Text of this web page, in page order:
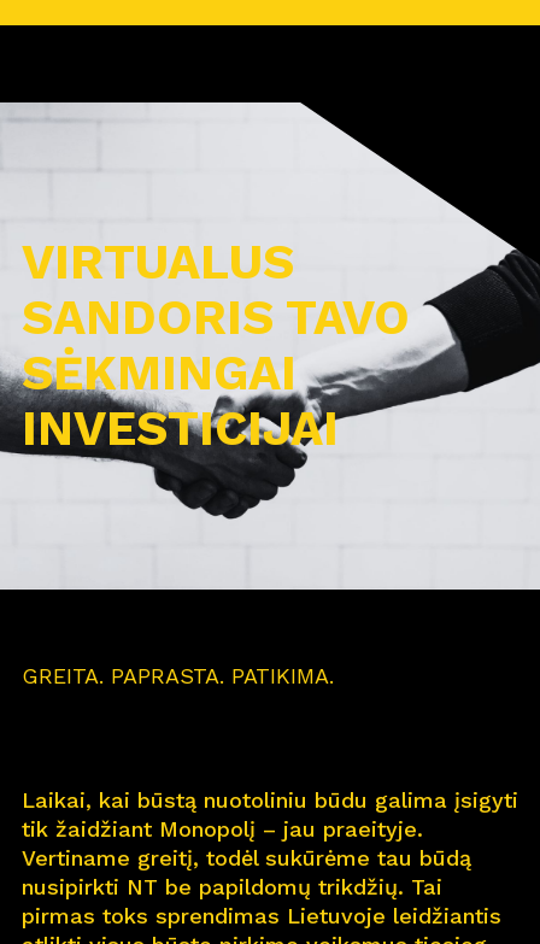
VIRTUALUS
SANDORIS TAVO
SĖKMINGAI
INVESTICIJAI
GREITA. PAPRASTA. PATIKIMA.
Laikai, kai būstą nuotoliniu būdu galima įsigyti
tik žaidžiant Monopolį – jau praeityje.
Vertiname greitį, todėl sukūrėme tau būdą
nusipirkti NT be papildomų trikdžių. Tai
pirmas toks sprendimas Lietuvoje leidžiantis